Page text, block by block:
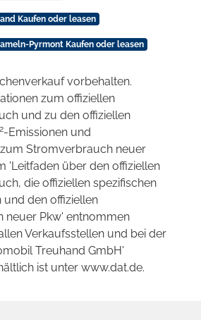
Kaufen oder leasen
Pyrmont Kaufen oder leasen
vorbehalten.
zum offiziellen
und zu den offiziellen
2-Emissionen und
Stromverbrauch neuer
'Leitfaden über den offiziellen
die offiziellen spezifischen
und den offiziellen
neuer Pkw' entnommen
Verkaufsstellen und bei der
Treuhand GmbH'
ist unter www.dat.de.